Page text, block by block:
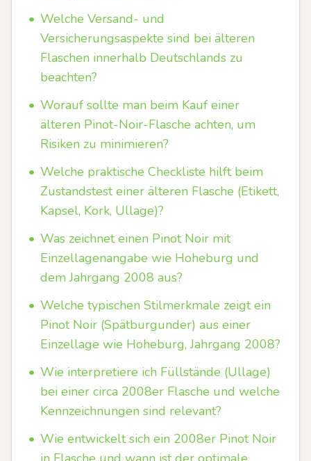
• Welche Versand- und
Versicherungsaspekte sind bei älteren
Flaschen innerhalb Deutschlands zu
beachten?
• Worauf sollte man beim Kauf einer
älteren Pinot-Noir-Flasche achten, um
Risiken zu minimieren?
• Welche praktische Checkliste hilft beim
Zustandstest einer älteren Flasche (Etikett,
Kapsel, Kork, Ullage)?
• Was zeichnet einen Pinot Noir mit
Einzellagenangabe wie Hoheburg und
dem Jahrgang 2008 aus?
• Welche typischen Stilmerkmale zeigt ein
Pinot Noir (Spätburgunder) aus einer
Einzellage wie Hoheburg, Jahrgang 2008?
• Wie interpretiere ich Füllstände (Ullage)
bei einer circa 2008er Flasche und welche
Kennzeichnungen sind relevant?
• Wie entwickelt sich ein 2008er Pinot Noir